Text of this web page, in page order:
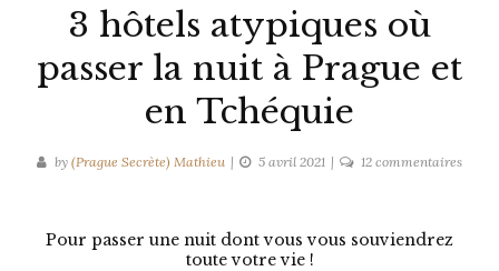
3 hôtels atypiques où
passer la nuit à Prague et
en Tchéquie
by (Prague Secrète) Mathieu 5 avril 2021 12 commentairessur
Pour passer une nuit dont vous vous souviendrez
toute votre vie !